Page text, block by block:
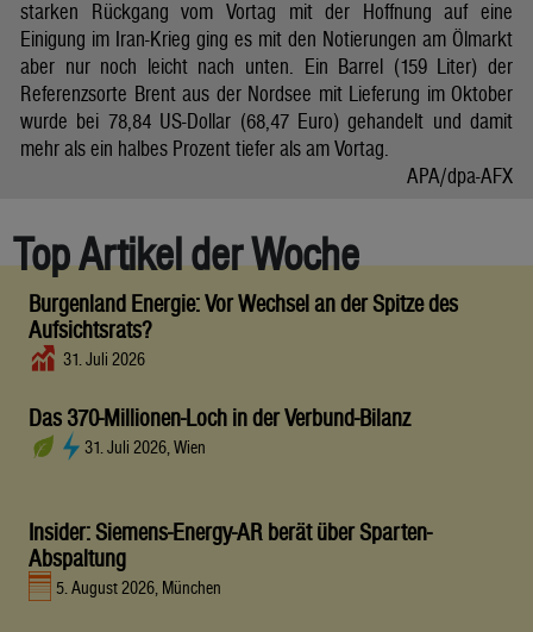
starken Rückgang vom Vortag mit der Hoffnung auf eine
Einigung im Iran-Krieg ging es mit den Notierungen am Ölmarkt
aber nur noch leicht nach unten. Ein Barrel (159 Liter) der
Referenzsorte Brent aus der Nordsee mit Lieferung im Oktober
wurde bei 78,84 US-Dollar (68,47 Euro) gehandelt und damit
mehr als ein halbes Prozent tiefer als am Vortag.
APA/dpa-AFX
Top Artikel der Woche
Burgenland Energie: Vor Wechsel an der Spitze des
Aufsichtsrats?
31. Juli 2026
Das 370-Millionen-Loch in der Verbund-Bilanz
31. Juli 2026, Wien
Insider: Siemens-Energy-AR berät über Sparten-
Abspaltung
5. August 2026, München